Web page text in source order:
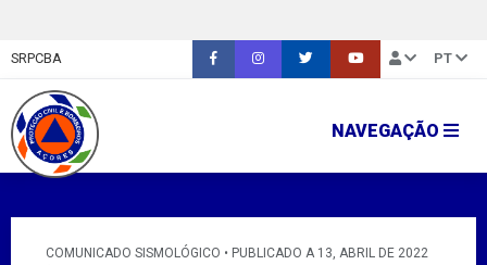
SRPCBA PT
NAVEGAÇÃO
COMUNICADO SISMOLÓGICO • PUBLICADO A 13, ABRIL DE 2022